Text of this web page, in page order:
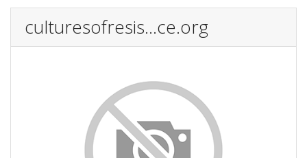
culturesofresis...ce.org